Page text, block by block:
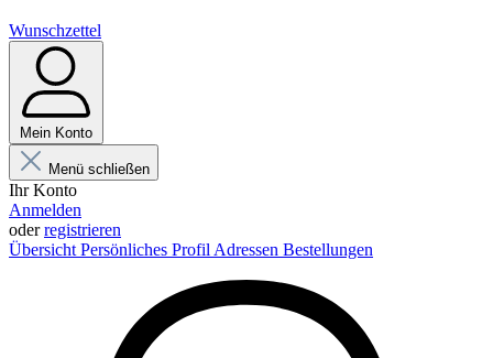
Wunschzettel
Mein Konto
Menü schließen
Ihr Konto
Anmelden
oderregistrieren
Übersicht Persönliches Profil Adressen Bestellungen